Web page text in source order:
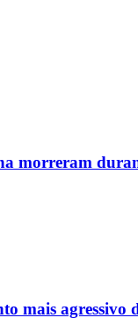
morreram
mais